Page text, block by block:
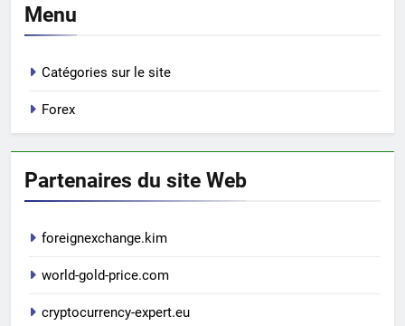
Menu
Catégories sur le site
Forex
Partenaires du site Web
foreignexchange.kim
world-gold-price.com
cryptocurrency-expert.eu